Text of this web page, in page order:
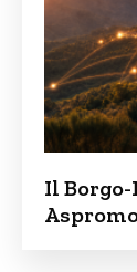
Il Borgo-